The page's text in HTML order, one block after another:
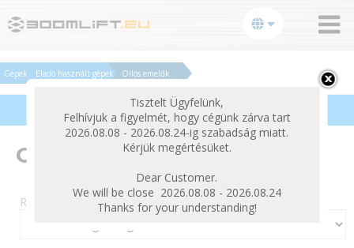
bezárás
Tisztelt Ügyfelünk,
Felhívjuk a figyelmét, hogy cégünk zárva tart
2026.08.08 - 2026.08.24-ig szabadság miatt.
Kérjük megértésüket.
Dear Customer.
We will be close 2026.08.08 - 2026.08.24
Thanks for your understanding!
Gépek Eladó használt gépek Ollós emelők
Termékek szűrése
Ollós emelők
Rendezés: